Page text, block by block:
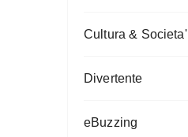
Cultura & Societa'
Divertente
eBuzzing